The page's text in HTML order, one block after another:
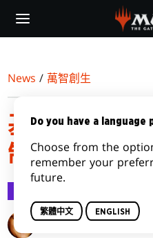
main
News / 萬智創生
基本要素#12
制賽（主題
Mark Rosewater
Do you have a language
Choose from the
remember your
future.
繁體中文 ENGLISH